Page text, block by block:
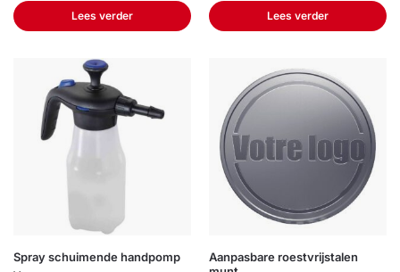
Lees verder Lees verder
Spray schuimende handpomp
Aanpasbare roestvrijstalen